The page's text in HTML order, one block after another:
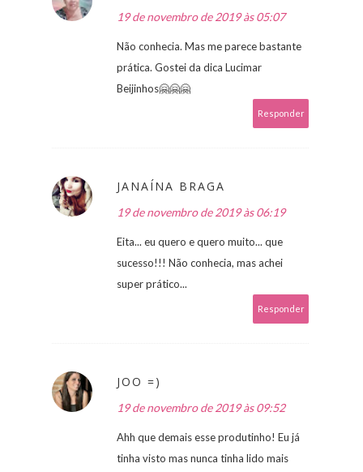
19 de novembro de 2019 às 05:07
Não conhecia. Mas me parece bastante
prática. Gostei da dica Lucimar
Beijinhos🤗🤗🤗
Responder
JANAÍNA BRAGA
19 de novembro de 2019 às 06:19
Eita... eu quero e quero muito... que
sucesso!!! Não conhecia, mas achei
super prático...
Responder
JOO =)
19 de novembro de 2019 às 09:52
Ahh que demais esse produtinho! Eu já
tinha visto mas nunca tinha lido mais